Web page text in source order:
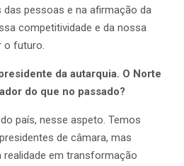
pessoas e na afirmação da
competitividade e da nossa
o futuro.
da autarquia. O Norte
do que no passado?
país, nesse aspeto. Temos
de câmara, mas
em transformação